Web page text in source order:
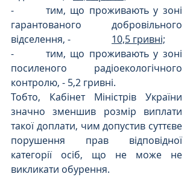
- тим, що проживають у зоні
гарантованого добровільного
відселення, - 10,5 гривні;
- тим, що проживають у зоні
посиленого радіоекологічного
контролю, - 5,2 гривні.
Тобто, Кабінет Міністрів України
значно зменшив розмір виплати
такої доплати, чим допустив суттєве
порушення прав відповідної
категорії осіб, що не може не
викликати обурення.